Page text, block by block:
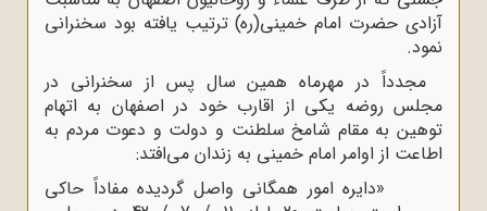
آزادی حضرت امام خمینی(ره) ترتیب یافته بود سخنرانی
نمود.
مجدداً در مهرماه همین سال پس از سخنرانی در
مجلس روضه یکی از اقارب خود در اصفهان به اتهام
توهین به مقام شامخ سلطنت و دولت و دعوت مردم به
اطاعت از اوامر امام خمینی به زندان می‌افتد:
«دایره امور همگانی واصل گردیده مفاداً حاکی